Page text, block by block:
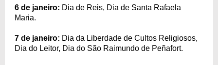
6 de janeiro: Dia de Reis, Dia de Santa Rafaela
Maria.
7 de janeiro: Dia da Liberdade de Cultos Religiosos,
Dia do Leitor, Dia do São Raimundo de Peñafort.